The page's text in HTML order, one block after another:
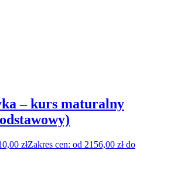
– kurs maturalny
złZakres cen: od 2156,00 zł do